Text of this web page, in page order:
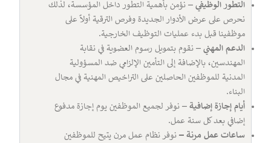
التطور الوظيفي – نؤمن بأهمية التطور داخل المؤسسة، لذلك
نحرص على عرض الأدوار الجديدة وفرص الترقية أولاً على
موظفينا قبل بدء عمليات التوظيف الخارجية.
الدعم المهني– نقوم بتمويل رسوم العضوية في نقابة
المهندسين، بالإضافة إلى التأمين الإلزامي ضد المسؤولية
المدنية للموظفين الحاصلين على التراخيص المهنية في مجال
البناء.
أيام إجازة إضافية– نوفر لجميع الموظفين يوم إجازة مدفوع
إضافي بعد كل سنة عمل.
ساعات عمل مرنة –نوفر نظام عمل مرن يتيح للموظفين